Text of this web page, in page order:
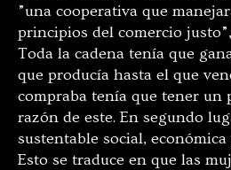
”una cooperativa que
principios del comercio
Toda la cadena tenía que
que producía hasta el que
compraba tenía que tener un
razón de este. En segundo
sustentable social,
Esto se traduce en que las